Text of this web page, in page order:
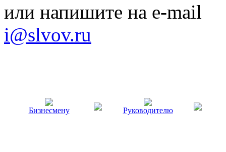
или напишите на e-mail
i@slvov.ru
Бизнесмену Руководителю